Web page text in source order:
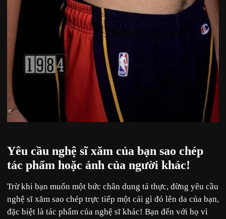
Yêu cầu nghệ sĩ xăm của bạn sao chép
tác phẩm hoặc ảnh của người khác!
Trừ khi bạn muốn một bức chân dung tả thực, đừng yêu cầu
nghệ sĩ xăm sao chép trực tiếp một cái gì đó lên da của bạn,
đặc biệt là tác phẩm của nghệ sĩ khác! Bạn đến với họ vì